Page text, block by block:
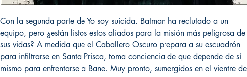
Con la segunda parte de Yo soy suicida. Batman ha reclutado a un
equipo, pero ¿están listos estos aliados para la misión más peligrosa de
sus vidas? A medida que el Caballero Oscuro prepara a su escuadrón
para infiltrarse en Santa Prisca, toma conciencia de que depende de sí
mismo para enfrentarse a Bane. Muy pronto, sumergidos en el vientre de